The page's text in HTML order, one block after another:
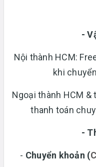
-
Nội thành HCM:
khi
Ngoại thành HCM &
thanh toán
-
- Chuyển khoản (